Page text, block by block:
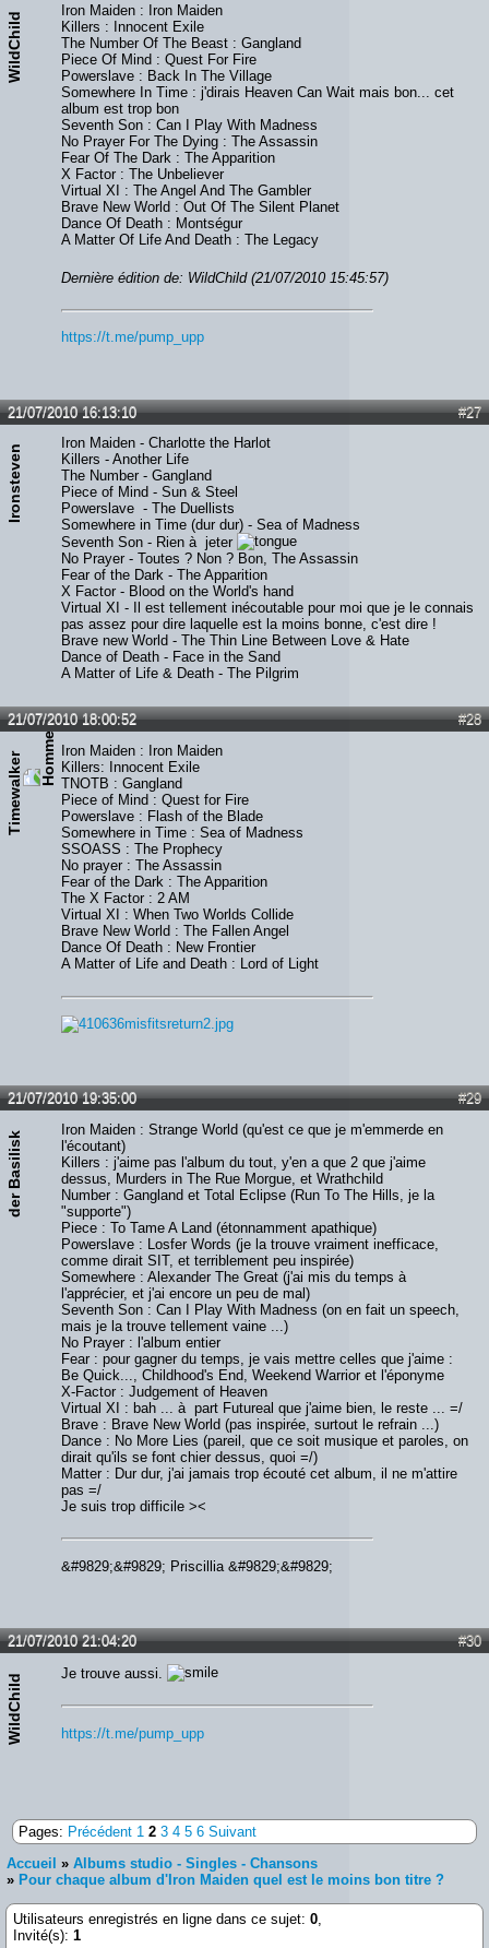
WildChild
Iron Maiden : Iron Maiden
Killers : Innocent Exile
The Number Of The Beast : Gangland
Piece Of Mind : Quest For Fire
Powerslave : Back In The Village
Somewhere In Time : j'dirais Heaven Can Wait mais bon... cet
album est trop bon
Seventh Son : Can I Play With Madness
No Prayer For The Dying : The Assassin
Fear Of The Dark : The Apparition
X Factor : The Unbeliever
Virtual XI : The Angel And The Gambler
Brave New World : Out Of The Silent Planet
Dance Of Death : Montségur
A Matter Of Life And Death : The Legacy
Dernière édition de: WildChild (21/07/2010 15:45:57)
https://t.me/pump_upp
#27
21/07/2010 16:13:10
Ironsteven
Iron Maiden - Charlotte the Harlot
Killers - Another Life
The Number - Gangland
Piece of Mind - Sun & Steel
Powerslave - The Duellists
Somewhere in Time (dur dur) - Sea of Madness
Seventh Son - Rien à jeter
No Prayer - Toutes ? Non ? Bon, The Assassin
Fear of the Dark - The Apparition
X Factor - Blood on the World's hand
Virtual XI - Il est tellement inécoutable pour moi que je le connais
pas assez pour dire laquelle est la moins bonne, c'est dire !
Brave new World - The Thin Line Between Love & Hate
Dance of Death - Face in the Sand
A Matter of Life & Death - The Pilgrim
#28
21/07/2010 18:00:52
Timewalker
Iron Maiden : Iron Maiden
Killers: Innocent Exile
TNOTB : Gangland
Piece of Mind : Quest for Fire
Powerslave : Flash of the Blade
Somewhere in Time : Sea of Madness
SSOASS : The Prophecy
No prayer : The Assassin
Fear of the Dark : The Apparition
The X Factor : 2 AM
Virtual XI : When Two Worlds Collide
Brave New World : The Fallen Angel
Dance Of Death : New Frontier
A Matter of Life and Death : Lord of Light
#29
21/07/2010 19:35:00
der Basilisk
Iron Maiden : Strange World (qu'est ce que je m'emmerde en
l'écoutant)
Killers : j'aime pas l'album du tout, y'en a que 2 que j'aime
dessus, Murders in The Rue Morgue, et Wrathchild
Number : Gangland et Total Eclipse (Run To The Hills, je la
"supporte")
Piece : To Tame A Land (étonnamment apathique)
Powerslave : Losfer Words (je la trouve vraiment inefficace,
comme dirait SIT, et terriblement peu inspirée)
Somewhere : Alexander The Great (j'ai mis du temps à
l'apprécier, et j'ai encore un peu de mal)
Seventh Son : Can I Play With Madness (on en fait un speech,
mais je la trouve tellement vaine ...)
No Prayer : l'album entier
Fear : pour gagner du temps, je vais mettre celles que j'aime :
Be Quick..., Childhood's End, Weekend Warrior et l'éponyme
X-Factor : Judgement of Heaven
Virtual XI : bah ... à part Futureal que j'aime bien, le reste ... =/
Brave : Brave New World (pas inspirée, surtout le refrain ...)
Dance : No More Lies (pareil, que ce soit musique et paroles, on
dirait qu'ils se font chier dessus, quoi =/)
Matter : Dur dur, j'ai jamais trop écouté cet album, il ne m'attire
pas =/
Je suis trop difficile ><
&#9829;&#9829; Priscillia &#9829;&#9829;
#30
21/07/2010 21:04:20
WildChild Je trouve aussi.
https://t.me/pump_upp
Pages: Précédent 1 2 3 4 5 6 Suivant
Accueil » Albums studio - Singles - Chansons
» Pour chaque album d'Iron Maiden quel est le moins bon titre ?
Utilisateurs enregistrés en ligne dans ce sujet: 0
Invité(s): 1